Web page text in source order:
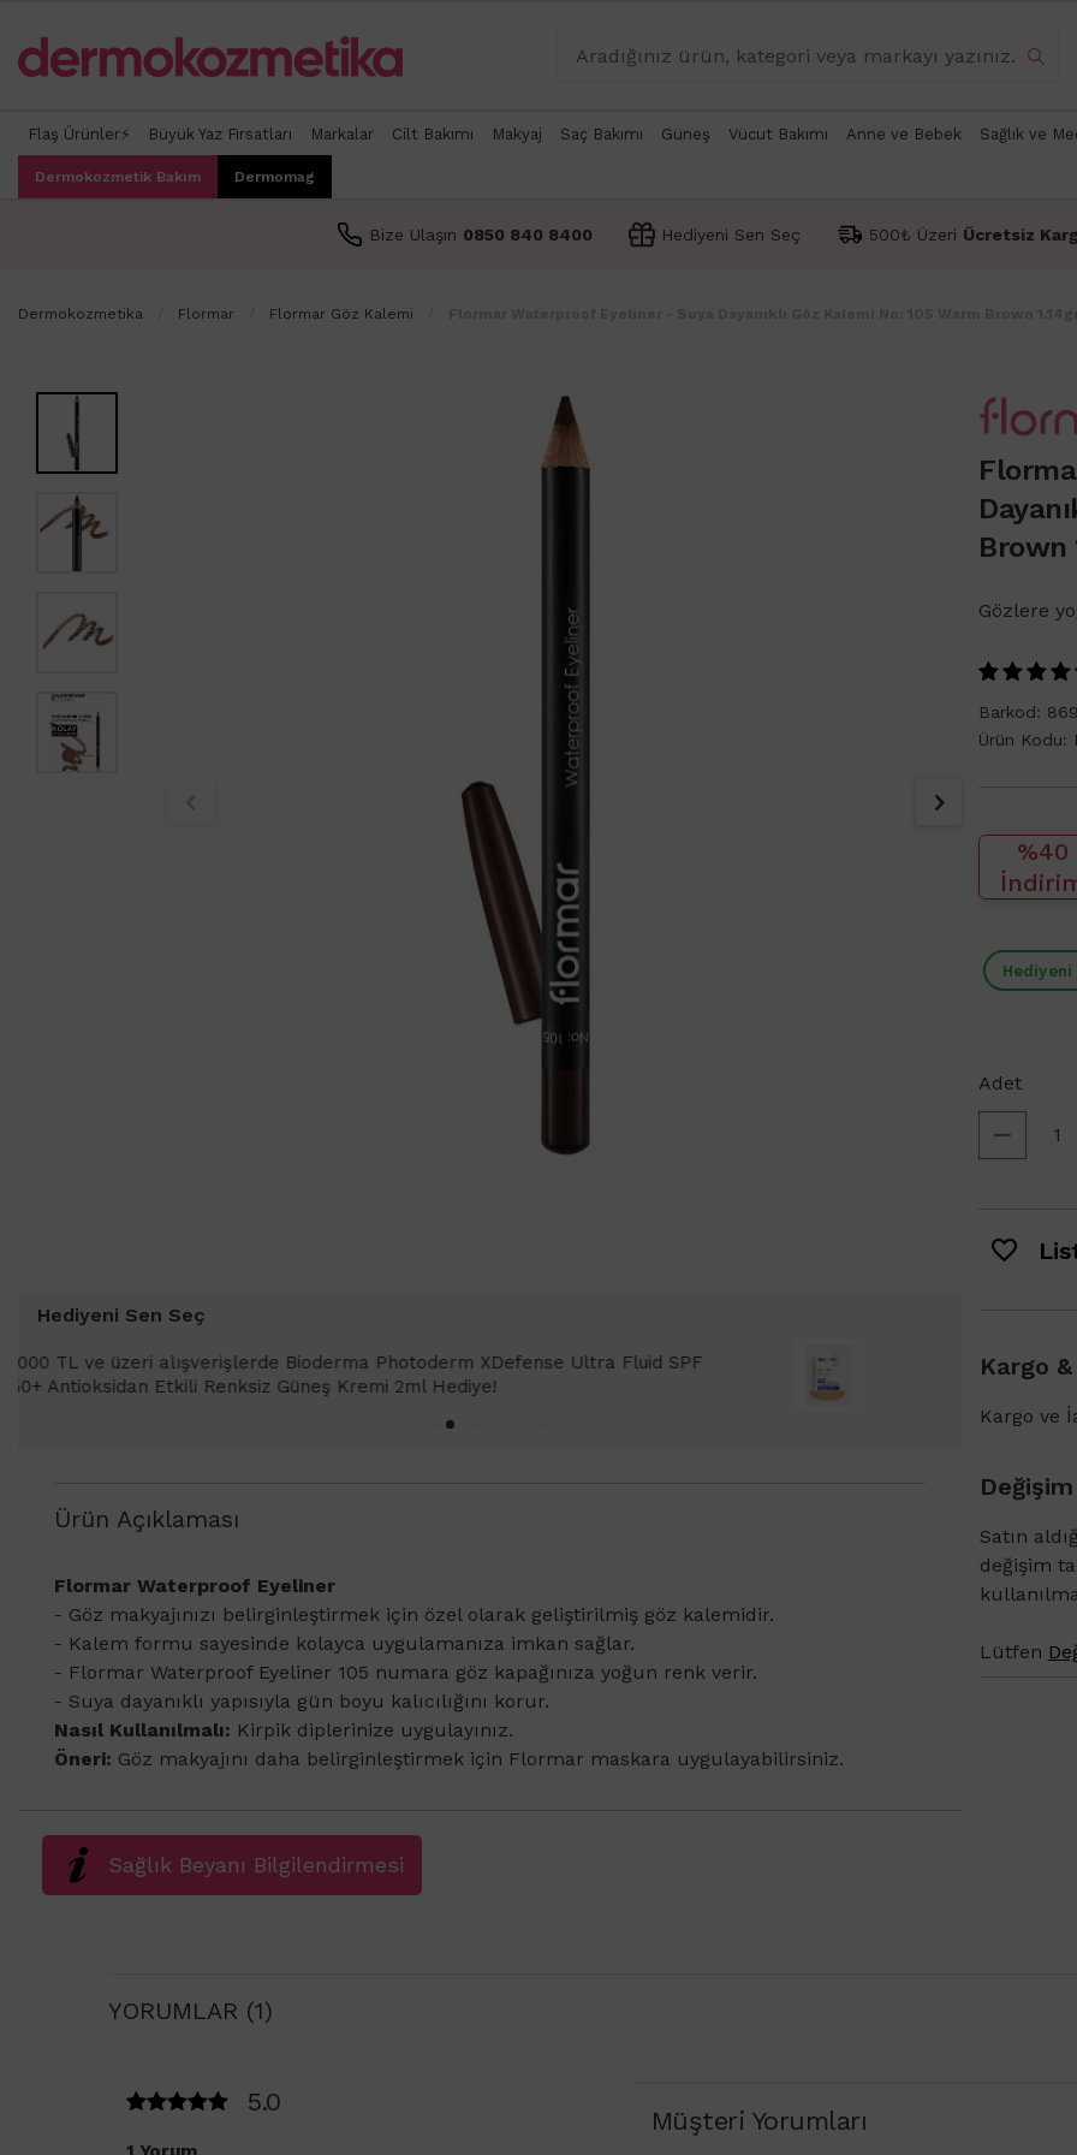
Flaş Ürünler⚡ Büyük Yaz Fırsatları Markalar Cilt Bakımı Makyaj Saç Bakımı Güneş Vücut Bakımı Anne ve Bebek Sağlık ve
Dermokozmetik Bakım Dermomag
Bize Ulaşın 0850 840 8400 Hediyeni Sen Seç 500₺ Üzeri Ücretsiz
Dermokozmetika Flormar Flormar Göz Kalemi
Brown
Gözlere
Barkod:
Ürün Kodu:
%40
Hediyeni
Adet
Hediyeni Sen Seç
1000 TL ve üzeri alışverişlerinizde Bioderma Photoderm XDefense Ultra Fluid
SPF 50+ Antioksidan Renkli Güneş Kremi Light 2ml hediye!
Ürün Açıklaması
​Flormar Waterproof Eyeliner
- Göz makyajınızı belirginleştirmek için özel olarak geliştirilmiş göz kalemidir.
- Kalem formu sayesinde kolayca uygulamanıza imkan sağlar.
- Flormar Waterproof Eyeliner 105 numara göz kapağınıza yoğun renk verir.
- Suya dayanıklı yapısıyla gün boyu kalıcılığını korur.
Nasıl Kullanılmalı: Kirpik diplerinize uygulayınız.
Öneri: Göz makyajını daha belirginleştirmek için Flormar maskara uygulayabilirsiniz. ​​
Sağlık Beyanı Bilgilendirmesi
Kargo
Kargo ve
Satın
değişim
Lütfen
YORUMLAR (1)
5.0
Müşteri Yorumları